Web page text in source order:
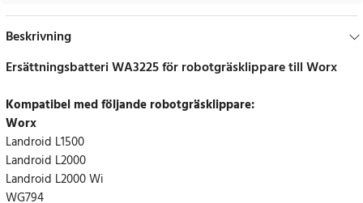
Beskrivning
Ersättningsbatteri WA3225 för robotgräsklippare till Worx
Kompatibel med följande robotgräsklippare:
Worx
Landroid L1500
Landroid L2000
Landroid L2000 Wi
WG794